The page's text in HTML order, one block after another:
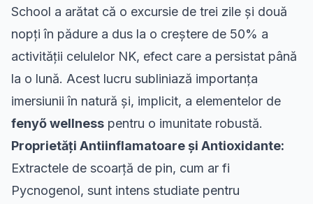
School a arătat că o excursie de trei zile și două
nopți în pădure a dus la o creștere de 50% a
activității celulelor NK, efect care a persistat până
la o lună. Acest lucru subliniază importanța
imersiunii în natură și, implicit, a elementelor de
fenyő wellness pentru o imunitate robustă.
Proprietăți Antiinflamatoare și Antioxidante:
Extractele de scoarță de pin, cum ar fi
Pycnogenol, sunt intens studiate pentru